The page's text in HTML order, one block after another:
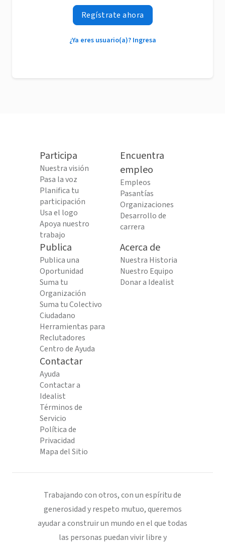
Regístrate ahora
¿Ya eres usuario(a)? Ingresa
Participa
Nuestra visión
Pasa la voz
Planifica tu
participación
Usa el logo
Apoya nuestro
trabajo
Encuentra
empleo
Empleos
Pasantías
Organizaciones
Desarrollo de
carrera
Publica
Publica una
Oportunidad
Suma tu
Organización
Suma tu Colectivo
Ciudadano
Herramientas para
Reclutadores
Centro de Ayuda
Acerca de
Nuestra Historia
Nuestro Equipo
Donar a Idealist
Contactar
Ayuda
Contactar a
Idealist
Términos de
Servicio
Política de
Privacidad
Mapa del Sitio
Trabajando con otros, con un espíritu de
generosidad y respeto mutuo, queremos
ayudar a construir un mundo en el que todas
las personas puedan vivir libre y